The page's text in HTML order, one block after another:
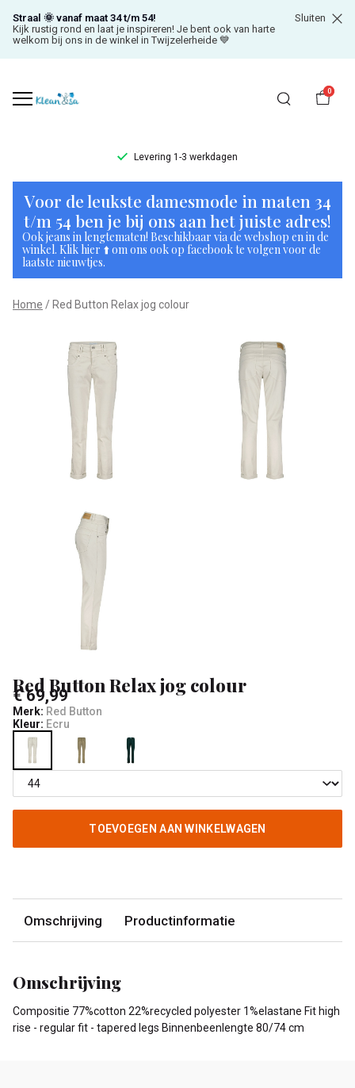
Straal 🌞 vanaf maat 34 t/m 54!
Kijk rustig rond en laat je inspireren! Je bent ook van harte
welkom bij ons in de winkel in Twijzelerheide 💙
Sluiten
0
Levering 1-3 werkdagen
Red
Button
Relax
jog
colour
Klean
Voor de leukste damesmode in maten 34
t/m 54 ben je bij ons aan het juiste adres!
Ook jeans in lengtematen! Beschikbaar via de webshop en in de
winkel. Klik hier ⬆️ om ons ook op facebook te volgen voor de
laatste nieuwtjes.
Home Red Button Relax jog colour
Red Button Relax jog colour
€ 69,99
Merk: Red Button
Kleur: Ecru
TOEVOEGEN AAN WINKELWAGEN
Omschrijving Productinformatie
Omschrijving
Compositie 77%cotton 22%recycled polyester 1%elastane Fit high
rise - regular fit - tapered legs Binnenbeenlengte 80/74 cm